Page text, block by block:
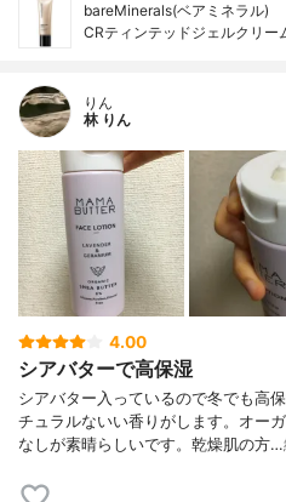
bareMinerals(ベアミネラル)
CRティンテッドジェルクリー
りん
林 りん
4.00
シアバターで高保湿
シアバター入っているので冬でも高
チュラルないい香りがします。オー
なしが素晴らしいです。乾燥肌の方…